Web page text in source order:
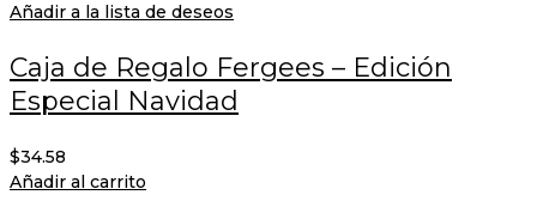
Añadir a la lista de deseos
Caja de Regalo Fergees – Edición
Especial Navidad
$34.58
Añadir al carrito